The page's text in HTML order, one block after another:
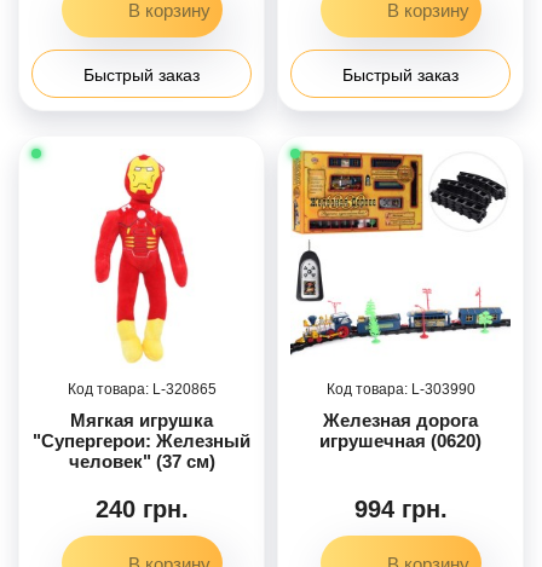
Быстрый заказ Быстрый заказ
320865
Мягкая игрушка
"Супергерои: Железный
человек" (37 см)
240 грн.
303990
Железная дорога
игрушечная (0620)
994 грн.